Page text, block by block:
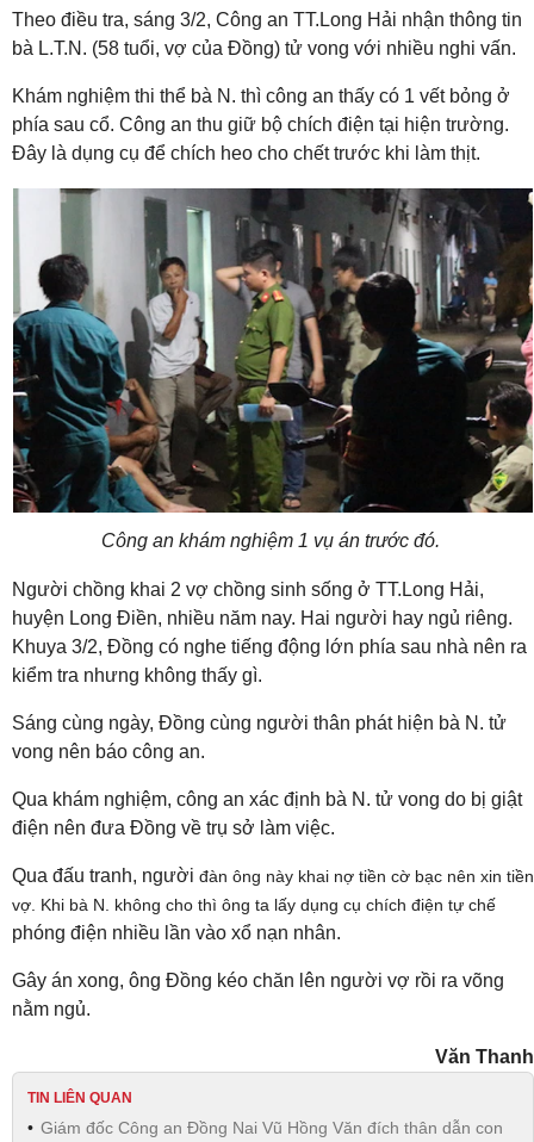
Theo điều tra, sáng 3/2, Công an TT.Long Hải nhận thông tin
bà L.T.N. (58 tuổi, vợ của Đồng) tử vong với nhiều nghi vấn.
Khám nghiệm thi thể bà N. thì công an thấy có 1 vết bỏng ở
phía sau cổ. Công an thu giữ bộ chích điện tại hiện trường.
Đây là dụng cụ để chích heo cho chết trước khi làm thịt.
Công an khám nghiệm 1 vụ án trước đó.
Người chồng khai 2 vợ chồng sinh sống ở TT.Long Hải,
huyện Long Điền, nhiều năm nay. Hai người hay ngủ riêng.
Khuya 3/2, Đồng có nghe tiếng động lớn phía sau nhà nên ra
kiểm tra nhưng không thấy gì.
Sáng cùng ngày, Đồng cùng người thân phát hiện bà N. tử
vong nên báo công an.
Qua khám nghiệm, công an xác định bà N. tử vong do bị giật
điện nên đưa Đồng về trụ sở làm việc.
Qua đấu tranh, người đàn ông này khai nợ tiền cờ bạc nên xin tiền
vợ. Khi bà N. không cho thì ông ta lấy dụng cụ chích điện tự chế
phóng điện nhiều lần vào xổ nạn nhân.
Gây án xong, ông Đồng kéo chăn lên người vợ rồi ra võng
nằm ngủ.
Văn Thanh
TIN LIÊN QUAN
Giám đốc Công an Đồng Nai Vũ Hồng Văn đích thân dẫn con